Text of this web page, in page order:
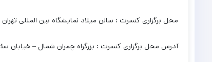
محل برگزاری کنسرت : سالن میلاد نمایشگاه بین المللی تهران
آدرس محل برگزاری کنسرت : بزرگراه چمران شمال – خیابان